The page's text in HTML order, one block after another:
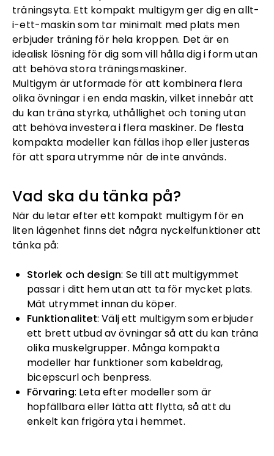
träningsyta. Ett kompakt multigym ger dig en allt-
i-ett-maskin som tar minimalt med plats men
erbjuder träning för hela kroppen. Det är en
idealisk lösning för dig som vill hålla dig i form utan
att behöva stora träningsmaskiner.
Multigym är utformade för att kombinera flera
olika övningar i en enda maskin, vilket innebär att
du kan träna styrka, uthållighet och toning utan
att behöva investera i flera maskiner. De flesta
kompakta modeller kan fällas ihop eller justeras
för att spara utrymme när de inte används.
Vad ska du tänka på?
När du letar efter ett kompakt multigym för en
liten lägenhet finns det några nyckelfunktioner att
tänka på:
Storlek och design: Se till att multigymmet
passar i ditt hem utan att ta för mycket plats.
Mät utrymmet innan du köper.
Funktionalitet: Välj ett multigym som erbjuder
ett brett utbud av övningar så att du kan träna
olika muskelgrupper. Många kompakta
modeller har funktioner som kabeldrag,
bicepscurl och benpress.
Förvaring: Leta efter modeller som är
hopfällbara eller lätta att flytta, så att du
enkelt kan frigöra yta i hemmet.